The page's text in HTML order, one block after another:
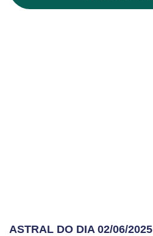
ASTRAL DO DIA 02/06/2025